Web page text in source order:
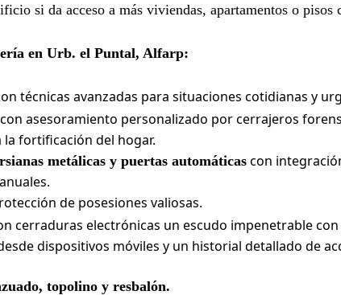
si da acceso a más viviendas, apartamentos o pisos
en Urb. el Puntal, Alfarp:
técnicas avanzadas para situaciones cotidianas y
asesoramiento personalizado por cerrajeros
la fortificación del hogar.
metálicas y puertas automáticas con
de posesiones valiosas.
cerraduras electrónicas un escudo impenetrable
dispositivos móviles y un historial detallado de
topolino y resbalón.